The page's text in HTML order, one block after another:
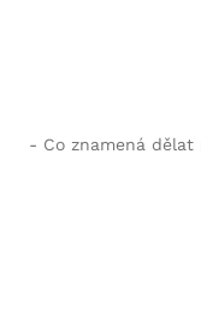
- Co znamená